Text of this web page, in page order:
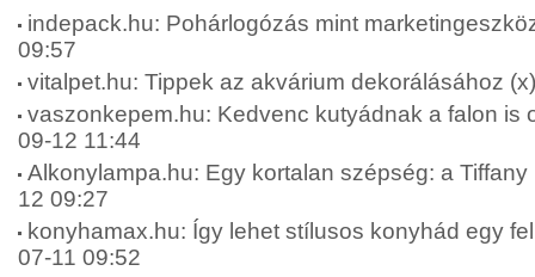
indepack.hu: Pohárlogózás mint
09:57
vitalpet.hu: Tippek az akvárium dekorálásához
vaszonkepem.hu: Kedvenc kutyádnak a falon is
09-12 11:44
Alkonylampa.hu: Egy kortalan szépség: a
12 09:27
konyhamax.hu: Így lehet stílusos konyhád egy
07-11 09:52